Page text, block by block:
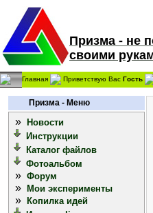
Призма - не
своими
Главная Приветствую Вас Гость
Призма - Меню
»
Новости
Инструкции
Каталог файлов
Фотоальбом
» Форум
» Мои эксперименты
»
Копилка идей